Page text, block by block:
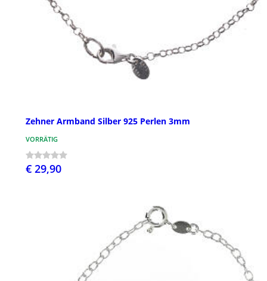
Zehner Armband Silber 925 Perlen 3mm
VORRÄTIG
€ 29,90